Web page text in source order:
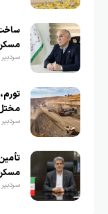
سردبیر
سردبیر
سردبیر